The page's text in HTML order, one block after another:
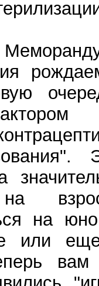
на
на
или
вам